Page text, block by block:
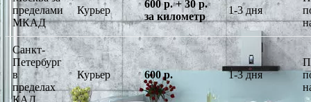
пределами
МКАД
Курьер
600 р. + 30 р.
за километр
1-3 дня
Санкт-
Петербург
в
пределах
КАД
Курьер 600 р. 1-3 дня